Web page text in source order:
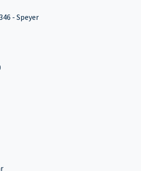
- Speyer